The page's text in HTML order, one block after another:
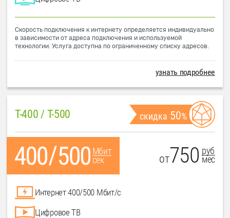
Скорость подключения к интернету определяется индивидуально
в зависимости от адреса подключения и используемой
технологии. Услуга доступна по ограниченному списку адресов.
узнать подробнее
T-400 / T-500 скидка 50%
Мбит
сек
от750 руб
мес
Интернет 400/500 Мбит/с
Цифровое ТВ